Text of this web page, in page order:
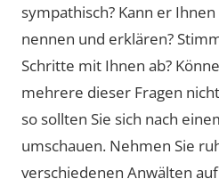
sympathisch? Kann er
nennen und erklären?
Schritte mit Ihnen ab?
mehrere dieser Fragen
so sollten Sie sich nach
umschauen. Nehmen Sie
verschiedenen Anwälten